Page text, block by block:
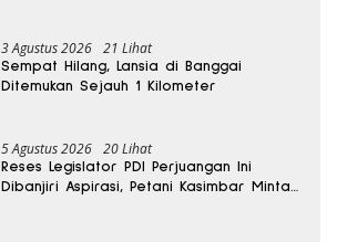
3 Agustus 2026 21 Lihat
Sempat Hilang, Lansia di Banggai
Ditemukan Sejauh 1 Kilometer
5 Agustus 2026 20 Lihat
Reses Legislator PDI Perjuangan Ini
Dibanjiri Aspirasi, Petani Kasimbar Minta